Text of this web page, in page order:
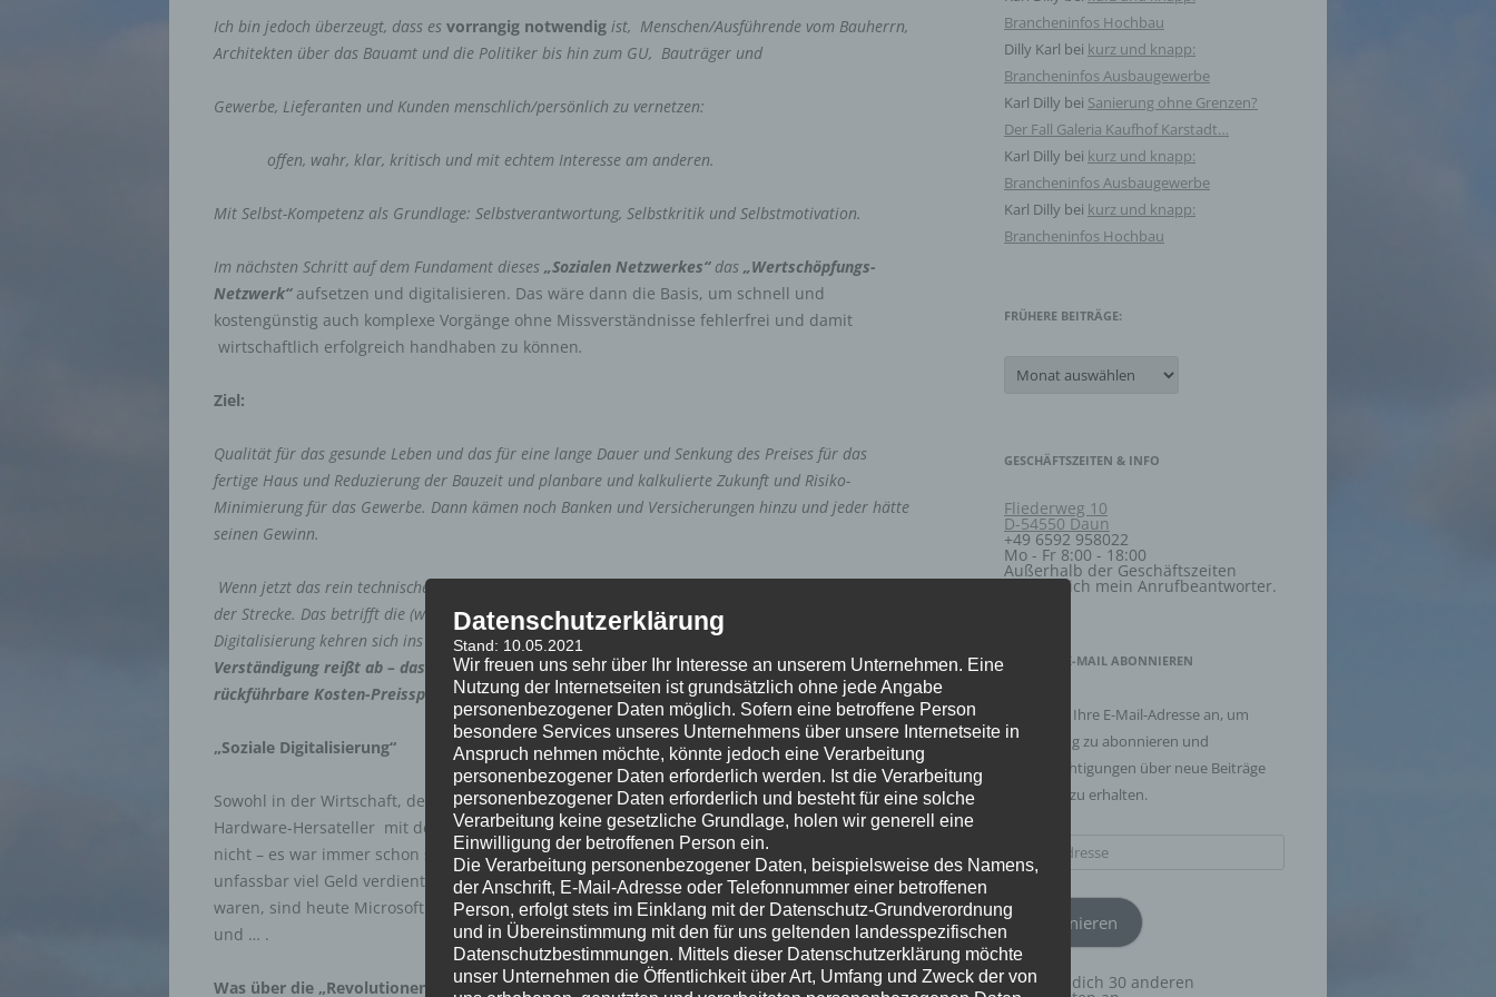
Ich bin jedoch überzeugt, dass es vorrangig notwendig ist, Menschen/Ausführende vom Bauherrn,
Architekten über das Bauamt und die Politiker bis hin zum GU, Bauträger und
Gewerbe, Lieferanten und Kunden menschlich/persönlich zu vernetzen:
offen, wahr, klar, kritisch und mit echtem Interesse am anderen.
Mit Selbst-Kompetenz als Grundlage: Selbstverantwortung, Selbstkritik und Selbstmotivation.
Im nächsten Schritt auf dem Fundament dieses „Sozialen Netzwerkes“das „Wertschöpfungs-
Netzwerk“ aufsetzen und digitalisieren. Das wäre dann die Basis, um schnell und
kostengünstig auch komplexe Vorgänge ohne Missverständnisse fehlerfrei und damit
wirtschaftlich erfolgreich handhaben zu können.
Ziel:
Qualität für das gesunde Leben und das für eine lange Dauer und Senkung des Preises für das
fertige Haus und Reduzierung der Bauzeit und planbare und kalkulierte Zukunft und Risiko-
Minimierung für das Gewerbe. Dann kämen noch Banken und Versicherungen hinzu und jeder hätte
seinen Gewinn.
Wenn jetzt das rein technische Digitalisieren voran getrieben wird, bleiben Gesellschaftsteile auf
der Strecke. Das betrifft die (wehrlose) Mehrheit der Gesellschaft.Dievermeintlichen Vorteile der
Digitalisierung kehren sich ins Gegenteil: Das Bauen wird t
eurer und die Verständlichkeit/
Verständigung reißt ab – das Fundament/der Nährboden für eine dauerhafte, nicht
rückführbare Kosten-Preisspirale.
„Soziale Digitalisierung“
Sowohl in der Wirtschaft, der Politik und im privaten Bereich verdienen sich Soft- und
Hardware-Hersateller mit der Digitalisierung einen Wolf. Das kann man gutheißen oder
nicht – es war immer schon so, dass eine Gruppe der Gesellschaft mit „Revolutionen“ teils
unfassbar viel Geld verdienten. Was einmal Krupp und Thyssen und Zeitungs-Barone und …
waren, sind heute Microsoft , Apple und Facebook und WattsApp und Google und Amazon
und … .
Was über die „Revolutionen“ hinweg geblieben ist:
Brancheninfos Hochbau
Dilly Karl bei kurz und knapp:
Brancheninfos Ausbaugewerbe
Karl Dilly bei Sanierung ohne Grenzen?
Der Fall Galeria Kaufhof Karstadt…
Karl Dilly bei kurz und knapp:
Brancheninfos Ausbaugewerbe
Karl Dilly bei kurz und knapp:
Brancheninfos Hochbau
FRÜHERE BEITRÄGE:
Beiträge:
GESCHÄFTSZEITEN & INFO
Fliederweg 10
D-54550 Daun
+49 6592 958022
Mo - Fr 8:00 - 18:00
Außerhalb der Geschäftszeiten
meldet sich mein Anrufbeantworter.
BLOG VIA E-MAIL ABONNIEREN
Geben Sie Ihre E-Mail-Adresse an, um
diesen Blog zu abonnieren und
Benachrichtigungen über neue Beiträge
via E-Mail zu erhalten.
Mail-
Abonnieren
Schließe dich 30 anderen
Datenschutzerklärung
Stand: 10.05.2021
Wir freuen uns sehr über Ihr Interesse an unserem Unternehmen. Eine
Nutzung der Internetseiten ist grundsätzlich ohne jede Angabe
personenbezogener Daten möglich. Sofern eine betroffene Person
besondere Services unseres Unternehmens über unsere Internetseite in
Anspruch nehmen möchte, könnte jedoch eine Verarbeitung
personenbezogener Daten erforderlich werden. Ist die Verarbeitung
personenbezogener Daten erforderlich und besteht für eine solche
Verarbeitung keine gesetzliche Grundlage, holen wir generell eine
Einwilligung der betroffenen Person ein.
Die Verarbeitung personenbezogener Daten, beispielsweise des Namens,
der Anschrift, E-Mail-Adresse oder Telefonnummer einer betroffenen
Person, erfolgt stets im Einklang mit der Datenschutz-Grundverordnung
und in Übereinstimmung mit den für uns geltenden landesspezifischen
Datenschutzbestimmungen. Mittels dieser Datenschutzerklärung möchte
unser Unternehmen die Öffentlichkeit über Art, Umfang und Zweck der von